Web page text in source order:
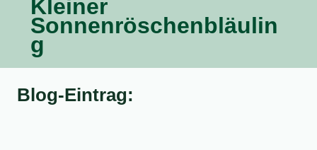
Kleiner
Sonnenröschenbläulin
g
Blog-Eintrag: